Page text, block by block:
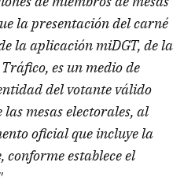
la presentación del carné
la aplicación miDGT, de la
es un medio de
del votante válido
mesas electorales, al
oficial que incluye la
establece el